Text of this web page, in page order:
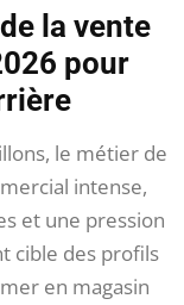
la vente
pour
le métier de
intense,
et une pression
cible des profils
en magasin